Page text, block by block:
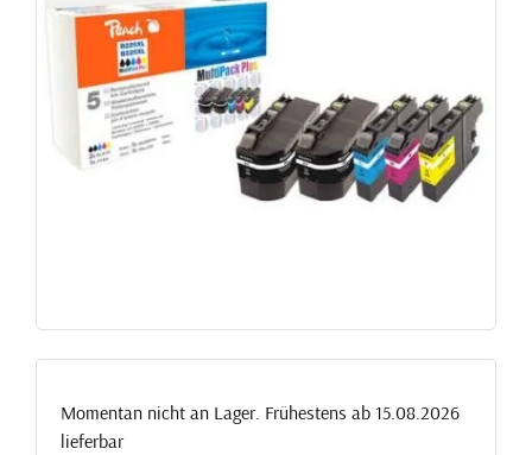
Momentan nicht an Lager. Frühestens ab 15.08.2026
lieferbar